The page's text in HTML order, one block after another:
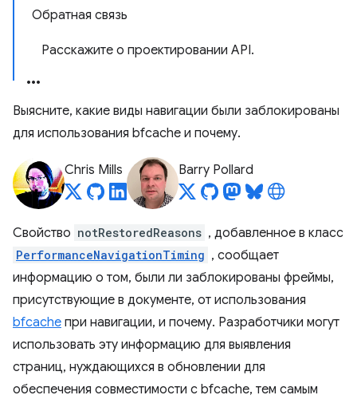
Обратная связь
Расскажите о проектировании API.
Выясните, какие виды навигации были заблокированы
для использования bfcache и почему.
Chris Mills Barry Pollard
Свойство notRestoredReasons , добавленное в класс
PerformanceNavigationTiming , сообщает
информацию о том, были ли заблокированы фреймы,
присутствующие в документе, от использования
bfcache при навигации, и почему. Разработчики могут
использовать эту информацию для выявления
страниц, нуждающихся в обновлении для
обеспечения совместимости с bfcache, тем самым